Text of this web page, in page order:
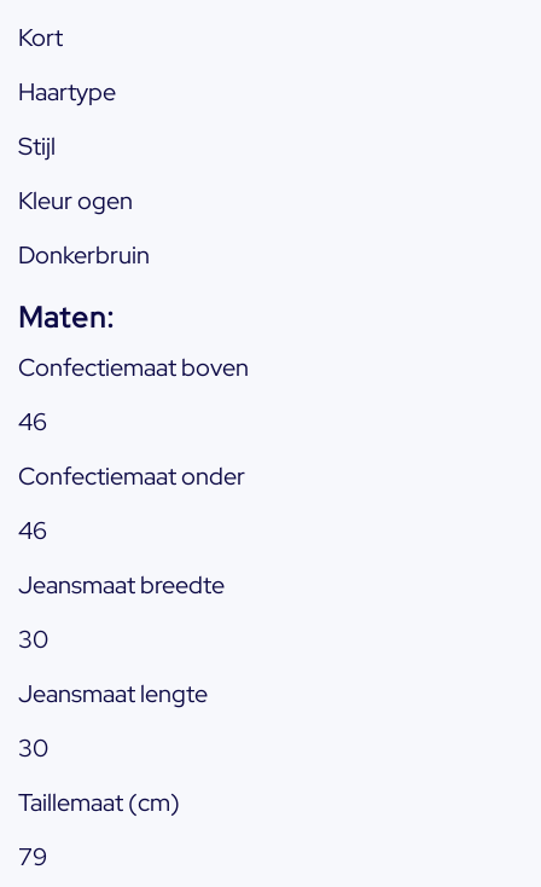
Kort
Haartype
Stijl
Kleur ogen
Donkerbruin
Maten:
Confectiemaat boven
46
Confectiemaat onder
46
Jeansmaat breedte
30
Jeansmaat lengte
30
Taillemaat (cm)
79